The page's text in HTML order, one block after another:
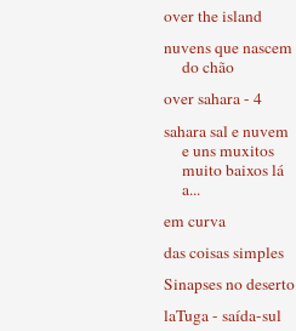
over the island
nuvens que nascem
do chão
over sahara - 4
sahara sal e nuvem
e uns muxitos
muito baixos lá
a...
em curva
das coisas simples
Sinapses no deserto
laTuga - saída-sul